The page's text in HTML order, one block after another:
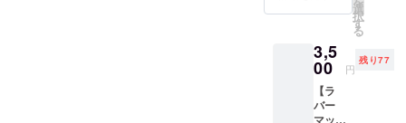
ただい
たメー
ルアド
レスに
送付致
致しま
す。 ※
備考欄
に掲載
名をご
トテー
プを特
者様に
依頼
し、ア
ナログ
バー
選
択
す
る
3,5
00 円
残り77
【ラ
バー
マッ